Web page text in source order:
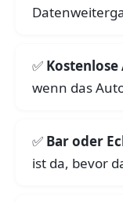
Kostenlose
wenn das
Bar oder
ist da, bevor